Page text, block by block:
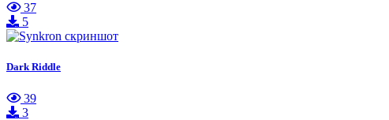
37
5
Dark Riddle
39
3